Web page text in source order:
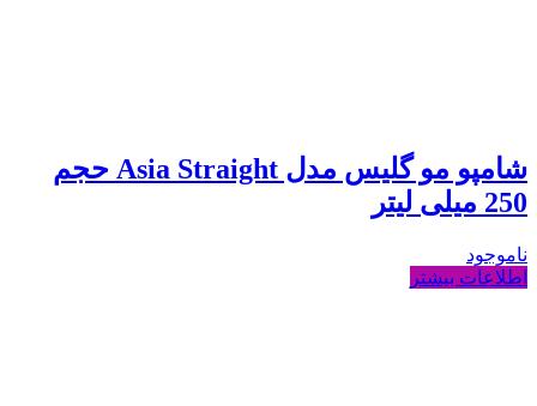
شامپو مو گلیس مدل Asia Straight حجم
250 میلی لیتر
ناموجود
اطلاعات بیشتر